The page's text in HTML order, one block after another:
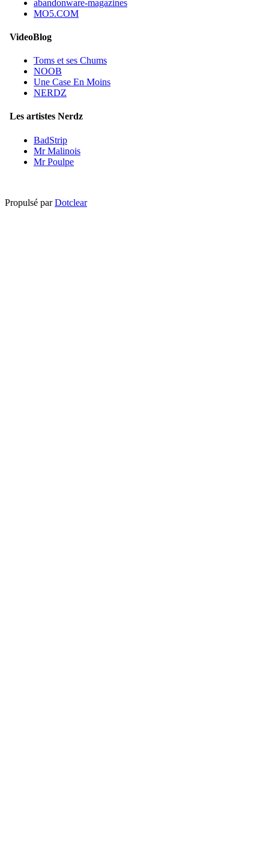
abandonware-magazines
MO5.COM
VideoBlog
Toms et ses Chums
NOOB
Une Case En Moins
NERDZ
Les artistes Nerdz
BadStrip
Mr Malinois
Mr Poulpe
Propulsé parDotclear